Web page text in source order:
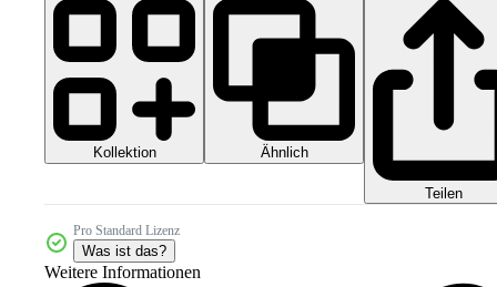
Kollektion Ähnlich
Teilen
Pro Standard Lizenz
Was ist das?
Weitere Informationen